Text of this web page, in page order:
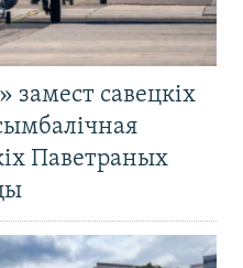
замест савецкіх
Паветраных